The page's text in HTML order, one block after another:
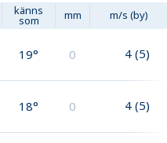
känns
som mm m/s (by)
19° 0 4 (5)
18° 0 4 (5)